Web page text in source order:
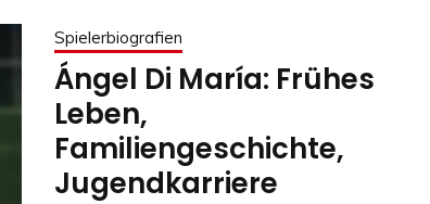
Spielerbiografien
Ángel Di María: Frühes
Leben,
Familiengeschichte,
Jugendkarriere